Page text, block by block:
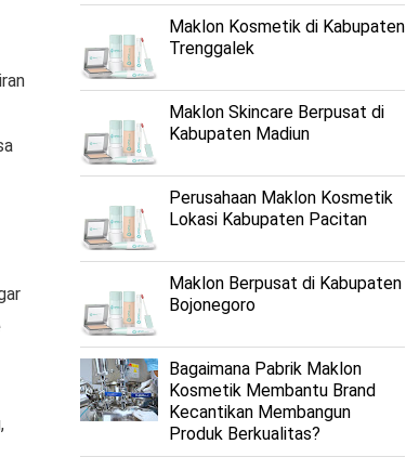
Maklon Kosmetik di Kabupaten
Trenggalek
Maklon Skincare Berpusat di
Kabupaten Madiun
Perusahaan Maklon Kosmetik
Lokasi Kabupaten Pacitan
Maklon Berpusat di Kabupaten
Bojonegoro
Bagaimana Pabrik Maklon
Kosmetik Membantu Brand
Kecantikan Membangun
Produk Berkualitas?